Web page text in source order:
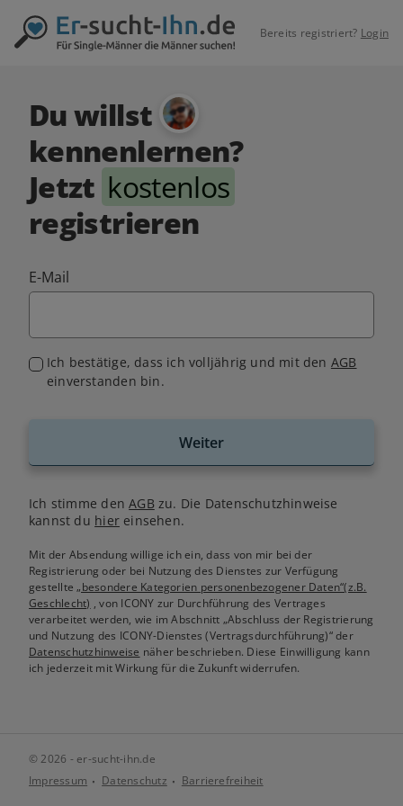
Bereits registriert? Login
Du willst
kennenlernen?
Jetzt kostenlos
registrieren
E-Mail
Ich bestätige, dass ich volljährig und mit den AGB
einverstanden bin.
Weiter
Ich stimme denAGB zu. Die Datenschutzhinweise
kannst du hiereinsehen.
Mit der Absendung willige ich ein, dass von mir bei der
Registrierung oder bei Nutzung des Dienstes zur Verfügung
gestellte„besondere Kategorien personenbezogener Daten“(z.B.
Geschlecht) , von ICONY zur Durchführung des Vertrages
verarbeitet werden, wie im Abschnitt „Abschluss der Registrierung
und Nutzung des ICONY-Dienstes (Vertragsdurchführung)“ der
Datenschutzhinweise näher beschrieben. Diese Einwilligung kann
ich jederzeit mit Wirkung für die Zukunft widerrufen.
© 2026 - er-sucht-ihn.de
Impressum
Datenschutz Barrierefreiheit